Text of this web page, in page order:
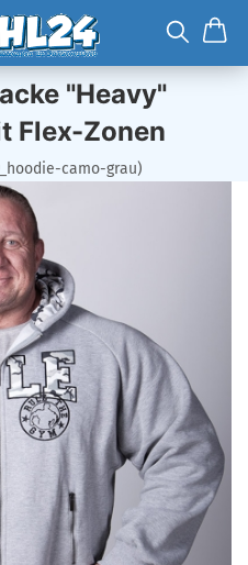
"Heavy"
Flex-Zonen
camo-grau)